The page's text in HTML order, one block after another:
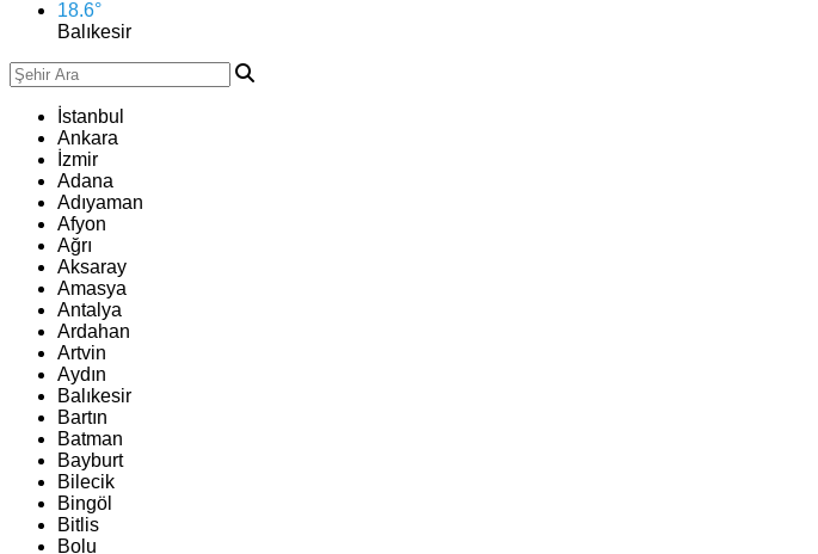
18.6°
Balıkesir
İstanbul
Ankara
İzmir
Adana
Adıyaman
Afyon
Ağrı
Aksaray
Amasya
Antalya
Ardahan
Artvin
Aydın
Balıkesir
Bartın
Batman
Bayburt
Bilecik
Bingöl
Bitlis
Bolu